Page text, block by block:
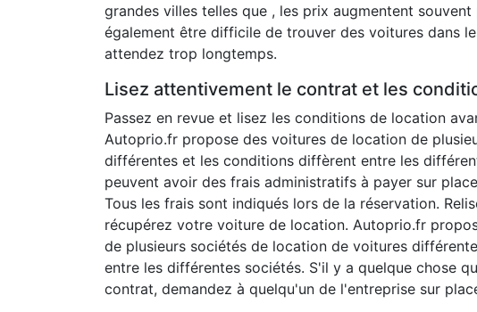
grandes villes telles que , les prix augmentent
également être difficile de trouver des voitures dans
attendez trop longtemps.
Lisez attentivement le contrat et les
Passez en revue et lisez les conditions de location
Autoprio.fr propose des voitures de location de
différentes et les conditions diffèrent entre les
peuvent avoir des frais administratifs à payer sur
Tous les frais sont indiqués lors de la réservation.
récupérez votre voiture de location. Autoprio.fr
de plusieurs sociétés de location de voitures
entre les différentes sociétés. S'il y a quelque chose
contrat, demandez à quelqu'un de l'entreprise sur